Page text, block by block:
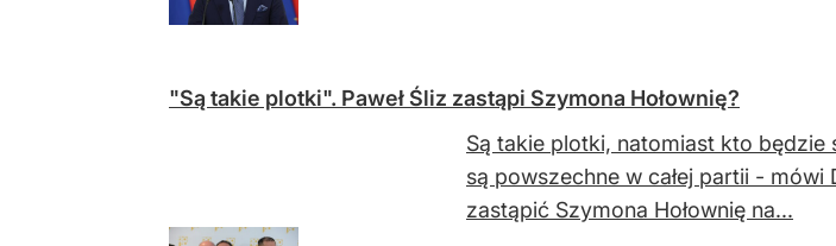
"Są takie plotki". Paweł Śliz zastąpi Szymona Hołownię?
Są takie plotki, natomiast kto
są powszechne w całej partii -
zastąpić Szymona Hołownię na...